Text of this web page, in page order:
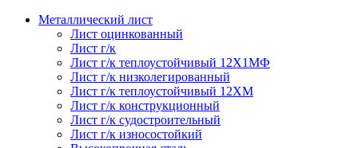
Металлический лист
Лист оцинкованный
Лист г/к
Лист г/к теплоустойчивый 12Х1МФ
Лист г/к низколегированный
Лист г/к теплоустойчивый 12ХМ
Лист г/к конструкционный
Лист г/к судостроительный
Лист г/к износостойкий